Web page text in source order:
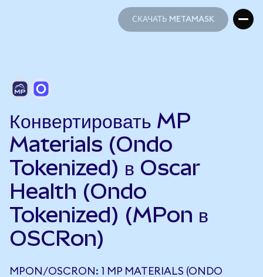
СКАЧАТЬ METAMASK
Конвертировать MP
Materials (Ondo
Tokenized) в Oscar
Health (Ondo
Tokenized) (MPon в
OSCRon)
MPON/OSCRON: 1 MP MATERIALS (ONDO